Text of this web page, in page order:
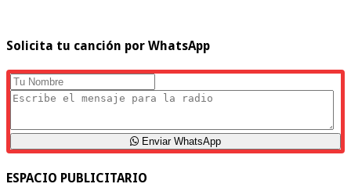
Solicita tu canción por WhatsApp
Enviar WhatsApp
ESPACIO PUBLICITARIO